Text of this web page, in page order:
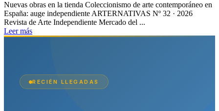
Nuevas obras en la tienda Coleccionismo de arte contemporáneo en
España: auge independiente ARTERNATIVAS Nº 32 · 2026
Revista de Arte Independiente Mercado del ...
Leer más
RECIÉN LLEGADAS